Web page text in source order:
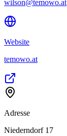
wilson@temowo.at
Website
temowo.at
Adresse
Niederndorf 17